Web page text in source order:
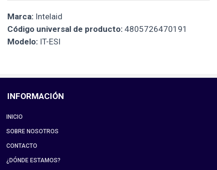
Marca: Intelaid
Código universal de producto: 4805726470191
Modelo: IT-ESI
INFORMACIÓN
INICIO
SOBRE NOSOTROS
CONTACTO
¿DÓNDE ESTAMOS?